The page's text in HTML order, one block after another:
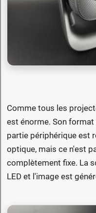
Comme tous les
est énorme. Son
partie périphérique est
optique, mais ce n'est
complètement fixe. La
LED et l'image est